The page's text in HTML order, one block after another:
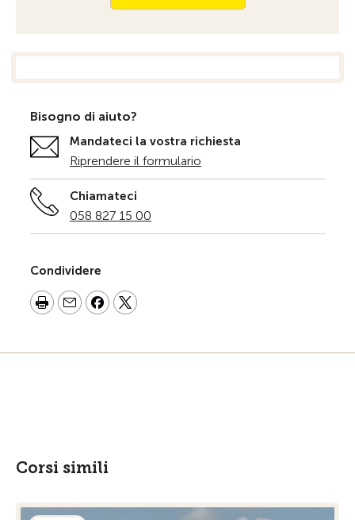
Bisogno di aiuto?
Mandateci la vostra richiesta
Riprendere il formulario
Chiamateci
058 827 15 00
Condividere
Corsi simili